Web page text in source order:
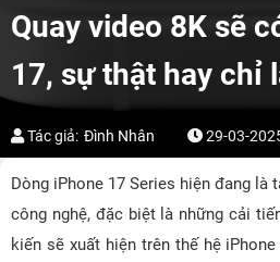
Quay video 8K sẽ
17, sự thật hay chỉ
Tác giả: Đình Nhân 29-03-
Dòng iPhone 17 Series hiện đang
công nghệ, đặc biệt là những cải
kiến sẽ xuất hiện trên thế hệ